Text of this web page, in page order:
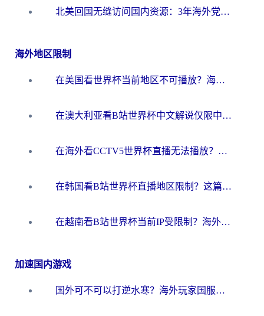
北美回国无缝访问国内资源：3年海外党亲测的加速器选择指南
海外地区限制
在美国看世界杯当前地区不可播放？海外党体育观赛终极指南来了！
在澳大利亚看B站世界杯中文解说仅限中国大陆？这篇指南帮你打破限制看遍赛事
在海外看CCTV5世界杯直播无法播放？这篇指南让你和国内球迷同步呐喊
在韩国看B站世界杯直播地区限制？这篇指南让你告别“当前地区不可播放”
在越南看B站世界杯当前IP受限制？海外党体育观赛终极指南来了
加速国内游戏
国外可不可以打逆水寒？海外玩家国服畅玩终极指南（附漫威荒野乱斗加速方案）